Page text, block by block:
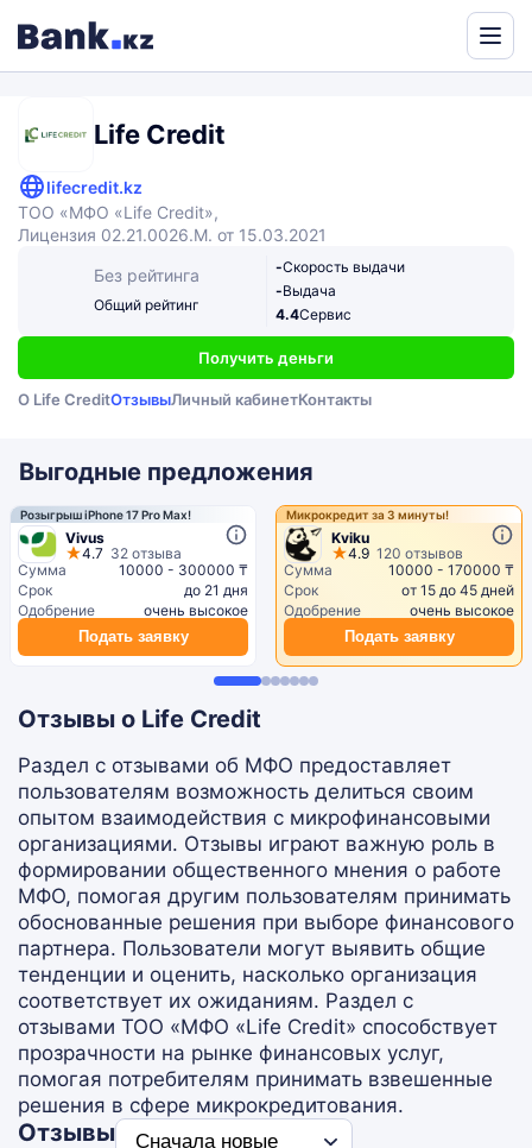
Life Credit
lifecredit.kz
ТОО «МФО «Life Credit»,
Лицензия 02.21.0026.M. от 15.03.2021
Без рейтинга
Общий рейтинг
-Скорость выдачи
-Выдача
4.4Сервис
Получить деньги
О Life CreditОтзывыЛичный кабинетКонтакты
Выгодные предложения
Розыгрыш iPhone 17 Pro Max!
Vivus
4.7 32 отзыва
Сумма
10000 - 300000 ₸
Срок
до 21 дня
Одобрение
очень высокое
Подать заявку
Микрокредит за 3 минуты!
Kviku
4.9 120 отзывов
Сумма
10000 - 170000 ₸
Срок
от 15 до 45 дней
Одобрение
очень высокое
Подать заявку
Отзывы о Life Credit
Раздел с отзывами об МФО предоставляет
пользователям возможность делиться своим
опытом взаимодействия с микрофинансовыми
организациями. Отзывы играют важную роль в
формировании общественного мнения о работе
МФО, помогая другим пользователям принимать
обоснованные решения при выборе финансового
партнера. Пользователи могут выявить общие
тенденции и оценить, насколько организация
соответствует их ожиданиям. Раздел с
отзывами ТОО «МФО «Life Credit» способствует
прозрачности на рынке финансовых услуг,
помогая потребителям принимать взвешенные
решения в сфере микрокредитования.
Отзывы